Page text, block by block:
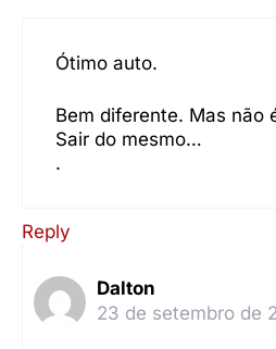
Ótimo auto.
Bem diferente. Mas não
Sair do mesmo…
.
Reply
Dalton
23 de setembro de